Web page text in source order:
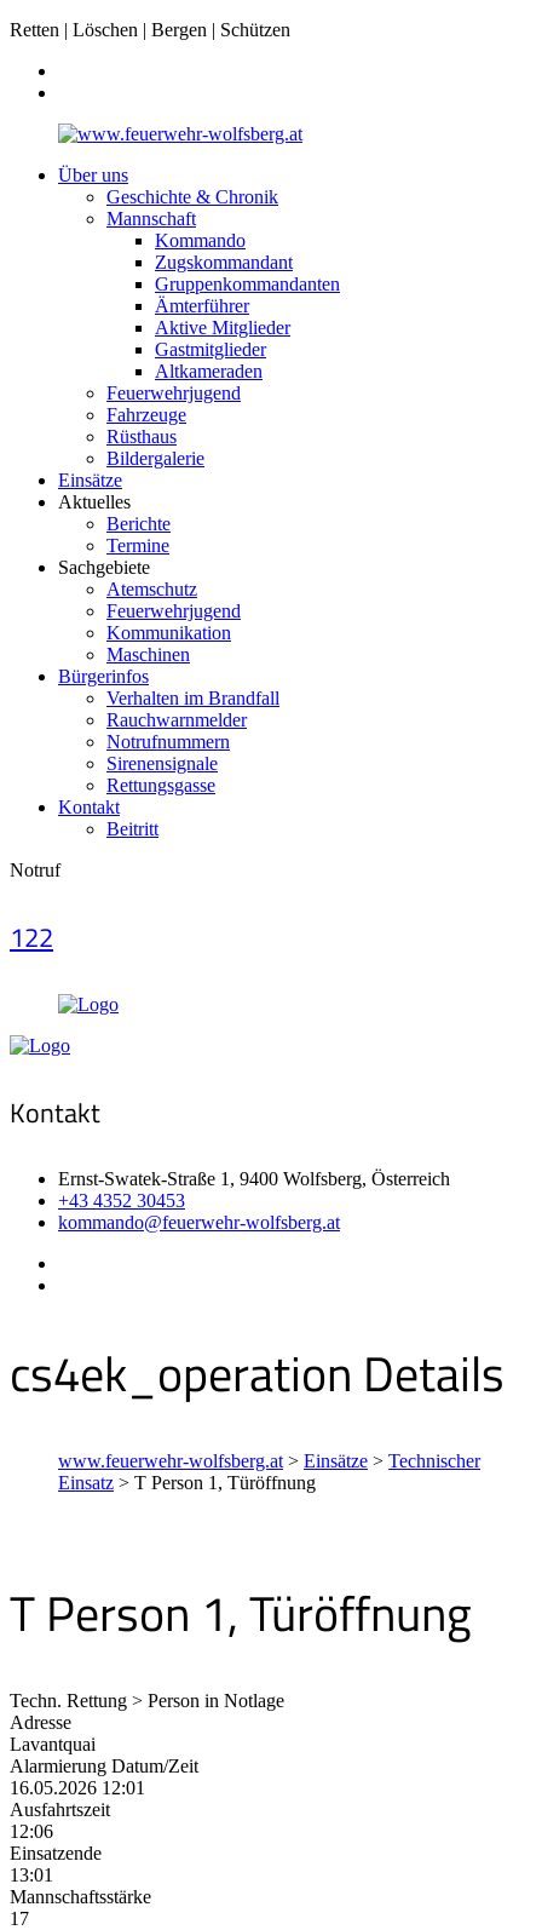
Retten | Löschen | Bergen | Schützen
Über uns
Geschichte & Chronik
Mannschaft
Kommando
Zugskommandant
Gruppenkommandanten
Ämterführer
Aktive Mitglieder
Gastmitglieder
Altkameraden
Feuerwehrjugend
Fahrzeuge
Rüsthaus
Bildergalerie
Einsätze
Aktuelles
Berichte
Termine
Sachgebiete
Atemschutz
Feuerwehrjugend
Kommunikation
Maschinen
Bürgerinfos
Verhalten im Brandfall
Rauchwarnmelder
Notrufnummern
Sirenensignale
Rettungsgasse
Kontakt
Beitritt
Notruf
122
Kontakt
Ernst-Swatek-Straße 1, 9400 Wolfsberg, Österreich
+43 4352 30453
kommando@feuerwehr-wolfsberg.at
cs4ek_operation Details
www.feuerwehr-wolfsberg.at > Einsätze > Technischer
Einsatz > T Person 1, Türöffnung
T Person 1, Türöffnung
Techn. Rettung > Person in Notlage
Adresse
Lavantquai
Alarmierung Datum/Zeit
16.05.2026 12:01
Ausfahrtszeit
12:06
Einsatzende
13:01
Mannschaftsstärke
17